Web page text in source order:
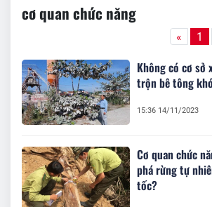
cơ quan chức năng
« 1
Không có cơ sở
trộn bê tông
15:36 14/11/2023
Cơ quan chức
phá rừng tự
tốc?